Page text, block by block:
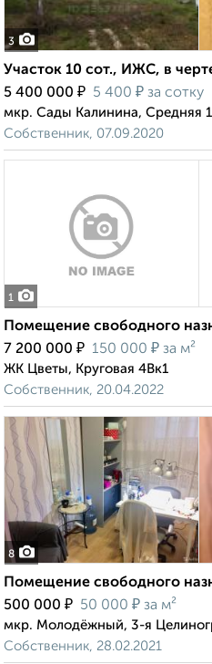
3
Участок 10 сот., ИЖС, в
5 400 000 ₽ 5 400 ₽ за сотку
мкр. Сады Калинина, Средняя
Собственник, 07.09.2020
1
Помещение свободного
7 200 000 ₽ 150 000 ₽ за м²
ЖК Цветы, Круговая 4Вк1
Собственник, 20.04.2022
8
Помещение свободного
500 000 ₽ 50 000 ₽ за м²
мкр. Молодёжный, 3-я
Собственник, 28.02.2021